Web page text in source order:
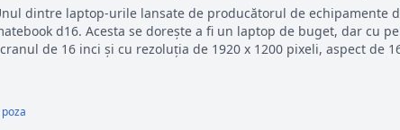
dintre laptop-urile lansate de producătorul de echipamente
d16. Acesta se dorește a fi un laptop de buget, dar cu
de 16 inci și cu rezoluția de 1920 x 1200 pixeli, aspect de
poza